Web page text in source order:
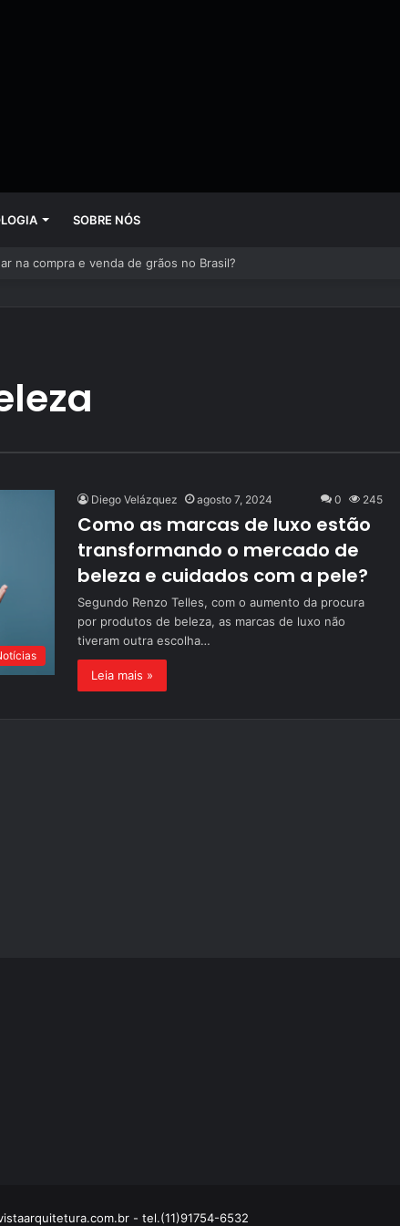
SOBRE NÓS
empresas mais rápido do que gestores conseguem perceber
Diego Velázquez agosto 7, 2024 0 245
Como as marcas de luxo estão
transformando o mercado de
beleza e cuidados com a pele?
Segundo Renzo Telles, com o aumento da procura
por produtos de beleza, as marcas de luxo não
tiveram outra escolha…
Leia mais »
- tel.(11)91754-6532